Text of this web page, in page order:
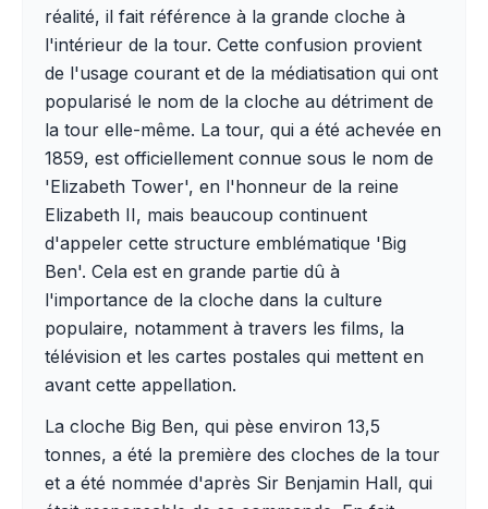
réalité, il fait référence à la grande cloche à
l'intérieur de la tour. Cette confusion provient
de l'usage courant et de la médiatisation qui ont
popularisé le nom de la cloche au détriment de
la tour elle-même. La tour, qui a été achevée en
1859, est officiellement connue sous le nom de
'Elizabeth Tower', en l'honneur de la reine
Elizabeth II, mais beaucoup continuent
d'appeler cette structure emblématique 'Big
Ben'. Cela est en grande partie dû à
l'importance de la cloche dans la culture
populaire, notamment à travers les films, la
télévision et les cartes postales qui mettent en
avant cette appellation.
La cloche Big Ben, qui pèse environ 13,5
tonnes, a été la première des cloches de la tour
et a été nommée d'après Sir Benjamin Hall, qui